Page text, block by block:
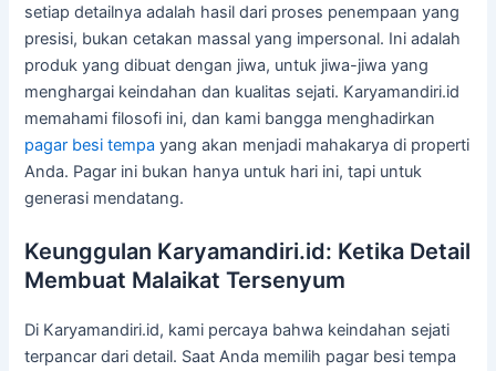
setiap detailnya adalah hasil dari proses penempaan yang
presisi, bukan cetakan massal yang impersonal. Ini adalah
produk yang dibuat dengan jiwa, untuk jiwa-jiwa yang
menghargai keindahan dan kualitas sejati. Karyamandiri.id
memahami filosofi ini, dan kami bangga menghadirkan
pagar besi tempa yang akan menjadi mahakarya di properti
Anda. Pagar ini bukan hanya untuk hari ini, tapi untuk
generasi mendatang.
Keunggulan Karyamandiri.id: Ketika Detail
Membuat Malaikat Tersenyum
Di Karyamandiri.id, kami percaya bahwa keindahan sejati
terpancar dari detail. Saat Anda memilih pagar besi tempa